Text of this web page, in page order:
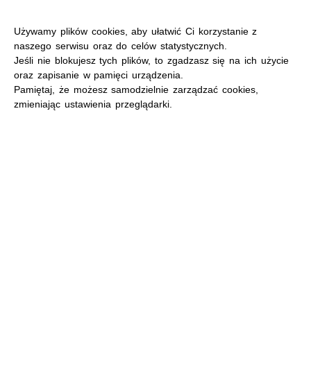
Używamy plików cookies, aby ułatwić Ci korzystanie z
naszego serwisu oraz do celów statystycznych.
Jeśli nie blokujesz tych plików, to zgadzasz się na ich użycie
oraz zapisanie w pamięci urządzenia.
Pamiętaj, że możesz samodzielnie zarządzać cookies,
zmieniając ustawienia przeglądarki.
MENU